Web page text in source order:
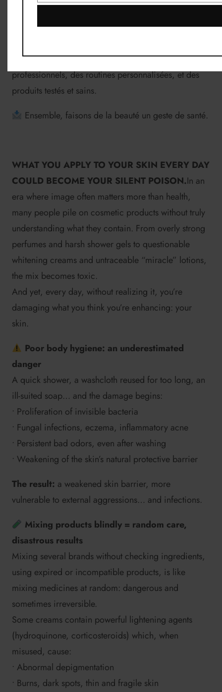
qu’elle mérite.
Femme Naturelle »pour découvrir des conseils de
professionnels, des routines personnalisées, et des
produits testés et sains.
Ensemble, faisons de la beauté un geste de santé.
WHAT YOU APPLY TO YOUR SKIN EVERY DAY
COULD BECOME YOUR SILENT POISON.In an
era where image often matters more than health,
many people pile on cosmetic products without truly
understanding what they contain. From overly strong
perfumes and harsh shower gels to questionable
whitening creams and untraceable “miracle” lotions,
the mix becomes toxic.
And yet, every day, without realizing it, you’re
damaging what you think you’re enhancing: your
skin.
Poor body hygiene: an underestimated
danger
A quick shower, a washcloth reused for too long, an
ill-suited soap… and the damage begins:
• Proliferation of invisible bacteria
• Fungal infections, eczema, inflammatory acne
• Persistent bad odors, even after washing
• Weakening of the skin’s natural protective barrier
The result: a weakened skin barrier, more
vulnerable to external aggressions… and infections.
Mixing products blindly = random care,
disastrous results
Mixing several brands without checking ingredients,
using expired or incompatible products, is like
mixing medicines at random: dangerous and
sometimes irreversible.
Some creams contain powerful lightening agents
(hydroquinone, corticosteroids) which, when
misused, cause:
• Abnormal depigmentation
• Burns, dark spots, thin and fragile skin